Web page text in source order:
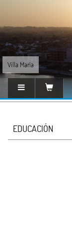
Villa María
EDUCACIÓN